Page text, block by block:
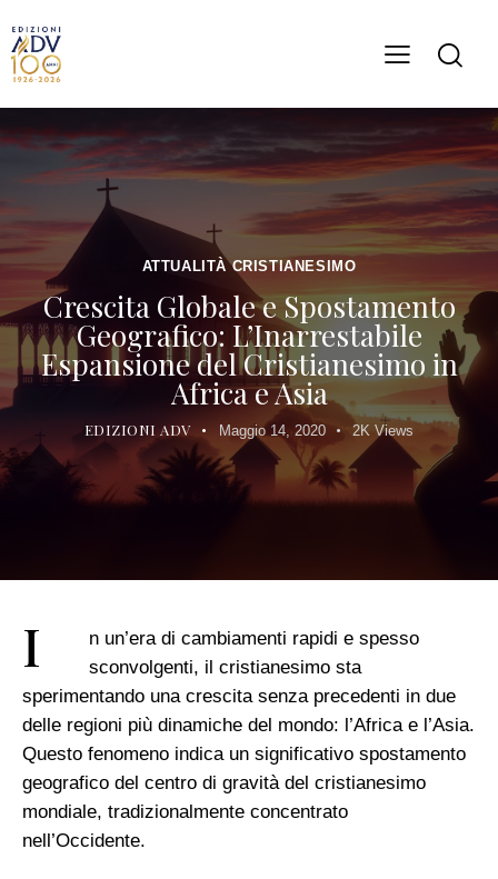
ATTUALITÀ CRISTIANESIMO
Crescita Globale e Spostamento
Geografico: L’Inarrestabile
Espansione del Cristianesimo in
Africa e Asia
EDIZIONI ADV Maggio 14, 2020 2K Views
I
n un’era di cambiamenti rapidi e spesso
sconvolgenti, il cristianesimo sta
sperimentando una crescita senza precedenti in due
delle regioni più dinamiche del mondo: l’Africa e l’Asia.
Questo fenomeno indica un significativo spostamento
geografico del centro di gravità del cristianesimo
mondiale, tradizionalmente concentrato
nell’Occidente.